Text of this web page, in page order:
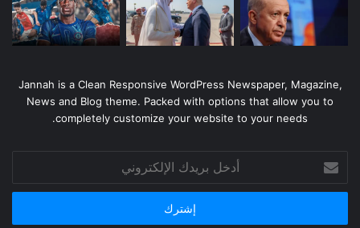
Jannah is a Clean Responsive WordPress Newspaper, Magazine,
News and Blog theme. Packed with options that allow you to
completely customize your website to your needs.
بريدك
الإلكتروني